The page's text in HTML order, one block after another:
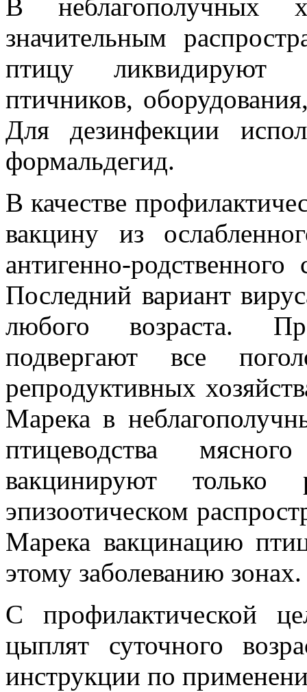
В неблагополучных
значительным
птицу ликвидируют
птичников,
Для дезинфекции
формальдегид.
В качестве
вакцину из
антигенно-
Последний вариант
любого возраста.
подвергают все
репродуктивных
Марека в
птицеводства
вакцинируют
эпизоотическом
Марека вакцинацию
этому заболеванию зонах.
С профилактической
цыплят суточного
инструкции по